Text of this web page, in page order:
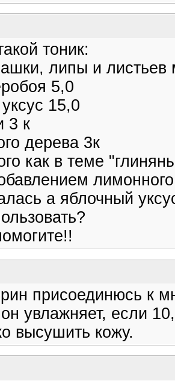
тоник:
липы и
5,0
15,0
3 к
дерева 3к
как в теме
а яблочный
присоединюсь к
увлажняет, если
высушить кожу.